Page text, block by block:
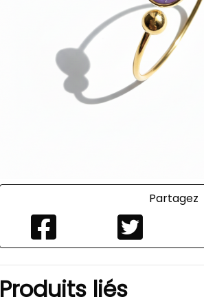
Partagez
Produits liés